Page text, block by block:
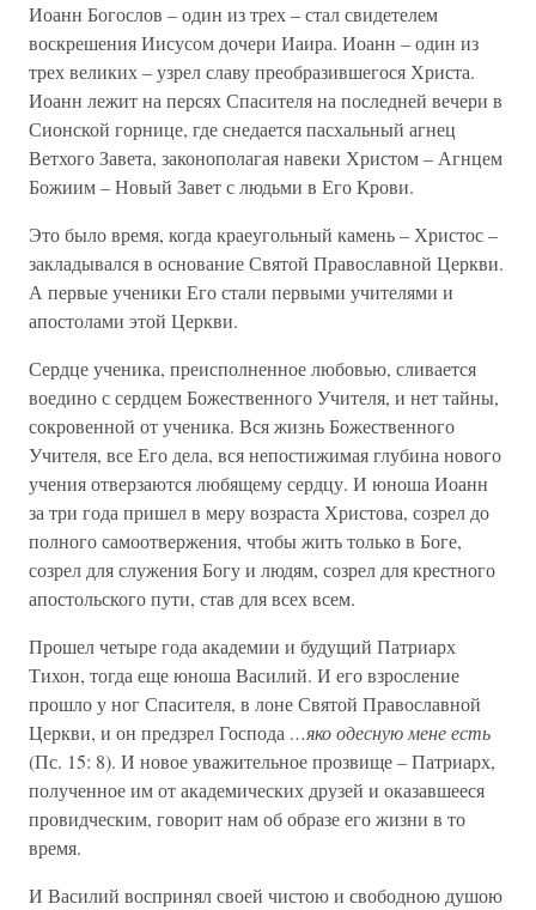
Иоанн Богослов – один из трех – стал свидетелем
воскрешения Иисусом дочери Иаира. Иоанн – один из
трех великих – узрел славу преобразившегося Христа.
Иоанн лежит на персях Спасителя на последней вечери в
Сионской горнице, где снедается пасхальный агнец
Ветхого Завета, законополагая навеки Христом – Агнцем
Божиим – Новый Завет с людьми в Его Крови.
Это было время, когда краеугольный камень – Христос –
закладывался в основание Святой Православной Церкви.
А первые ученики Его стали первыми учителями и
апостолами этой Церкви.
Сердце ученика, преисполненное любовью, сливается
воедино с сердцем Божественного Учителя, и нет тайны,
сокровенной от ученика. Вся жизнь Божественного
Учителя, все Его дела, вся непостижимая глубина нового
учения отверзаются любящему сердцу. И юноша Иоанн
за три года пришел в меру возраста Христова, созрел до
полного самоотвержения, чтобы жить только в Боге,
созрел для служения Богу и людям, созрел для крестного
апостольского пути, став для всех всем.
Прошел четыре года академии и будущий Патриарх
Тихон, тогда еще юноша Василий. И его взросление
прошло у ног Спасителя, в лоне Святой Православной
Церкви, и он предзрел Господа …яко одесную мене есть
(Пс. 15: 8). И новое уважительное прозвище – Патриарх,
полученное им от академических друзей и оказавшееся
провидческим, говорит нам об образе его жизни в то
время.
И Василий воспринял своей чистою и свободною душою